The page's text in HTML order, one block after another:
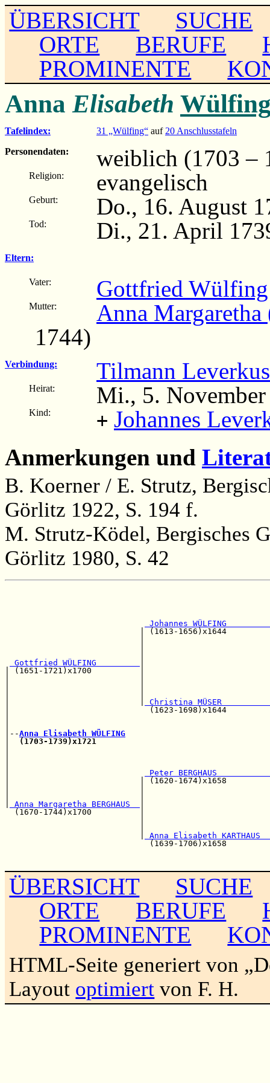
ÜBERSICHT
SUCHE
ORTE
BERUFE
PROMINENTE
Anna Elisabeth
Tafelindex: 31 „Wülfing“ auf 20 Anschlusstafeln
Personendaten:
weiblich (1703 –
Religion: evangelisch
Geburt: Do., 16. August
Tod: Di., 21. April
Eltern:
Vater: Gottfried Wülfing
Mutter:
Anna Margaretha
1744)
Verbindung: Tilmann Leverkus
Heirat: Mi., 5.
Kind: + Johannes
Anmerkungen und
B. Koerner / E. Strutz,
Görlitz 1922, S. 194 f.
M. Strutz-Ködel, Bergisches
Görlitz 1980, S. 42
Johannes WÜLFING
| (1613-
Gottfried WÜLFING
| (1651-
Christina MÜSER
|                             (1623-
|--Anna Elisabeth WÜLFING
(1703-1739)x1721
Peter BERGHAUS
|                           | (1620-
Anna Margaretha BERGHAUS
(1670-1744)x1700          |
Anna Elisabeth KARTHAUS
(1639-
ÜBERSICHT
SUCHE
ORTE
BERUFE
PROMINENTE
HTML-Seite generiert von
Layout optimiert von F. H.